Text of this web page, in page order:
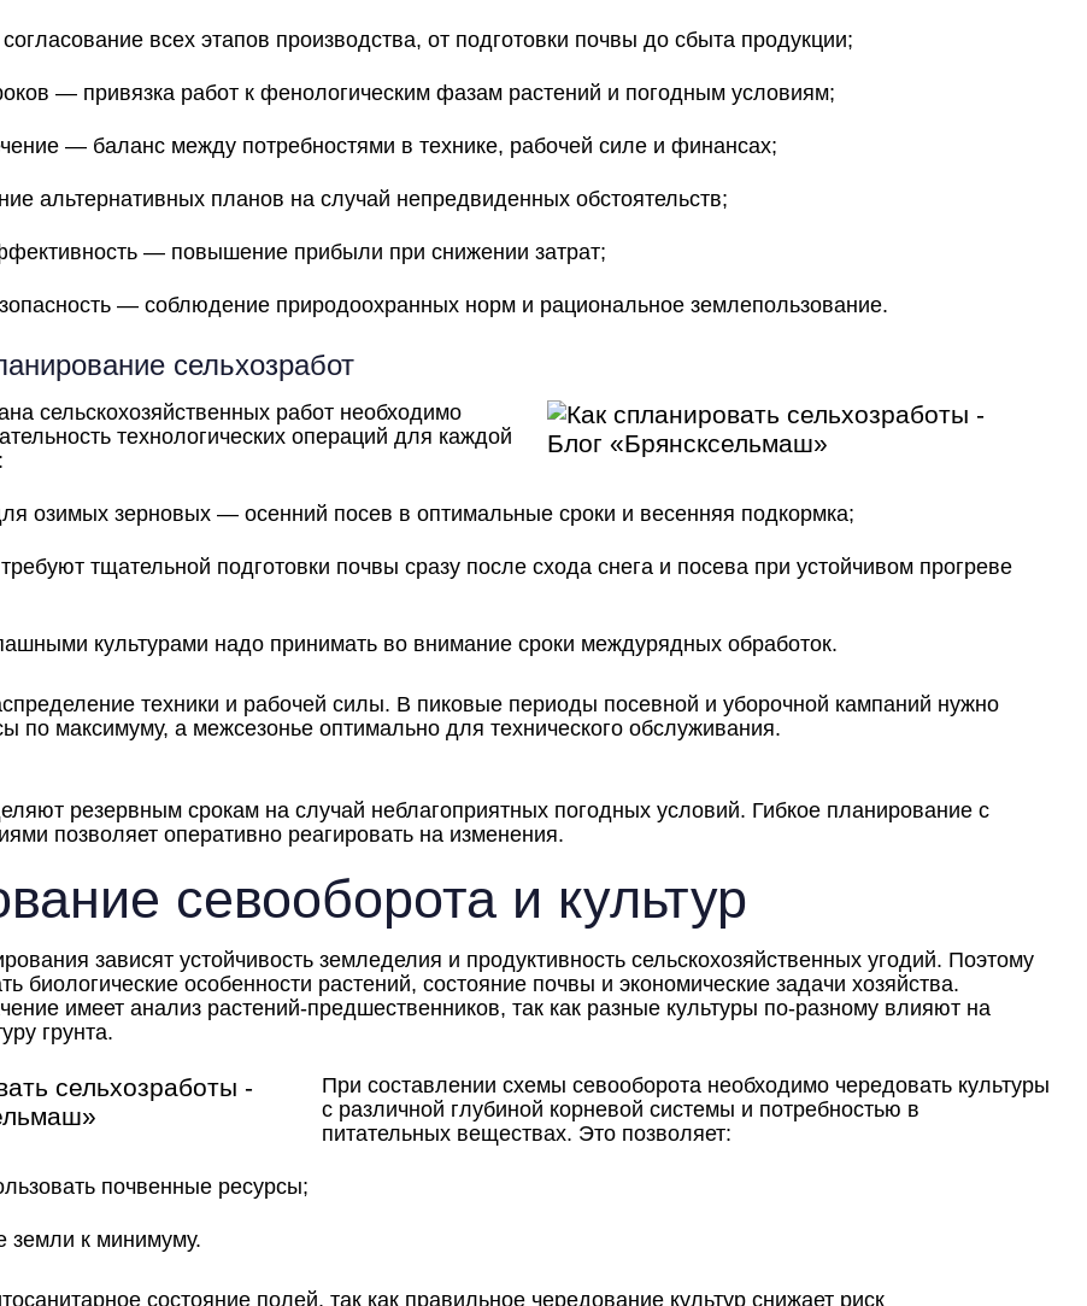
всех этапов производства, от подготовки почвы до сбыта продукции;
— привязка работ к фенологическим фазам растений и погодным условиям;
— баланс между потребностями в технике, рабочей силе и финансах;
альтернативных планов на случай непредвиденных обстоятельств;
— повышение прибыли при снижении затрат;
— соблюдение природоохранных норм и рациональное землепользование.
сельхозработ
сельскохозяйственных работ необходимо
технологических операций для каждой
озимых зерновых — осенний посев в оптимальные сроки и весенняя подкормка;
тщательной подготовки почвы сразу после схода снега и посева при устойчивом прогреве
культурами надо принимать во внимание сроки междурядных обработок.
техники и рабочей силы. В пиковые периоды посевной и уборочной кампаний нужно
по максимуму, а межсезонье оптимально для технического обслуживания.
резервным срокам на случай неблагоприятных погодных условий. Гибкое планирование с
позволяет оперативно реагировать на изменения.
севооборота и культур
зависят устойчивость земледелия и продуктивность сельскохозяйственных угодий. Поэтому
биологические особенности растений, состояние почвы и экономические задачи хозяйства.
имеет анализ растений-предшественников, так как разные культуры по-разному влияют на
грунта.
При составлении схемы севооборота необходимо чередовать культуры
с различной глубиной корневой системы и потребностью в
питательных веществах. Это позволяет:
почвенные ресурсы;
земли к минимуму.
состояние полей, так как правильное чередование культур снижает риск